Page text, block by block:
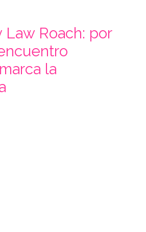
Law Roach: por
la